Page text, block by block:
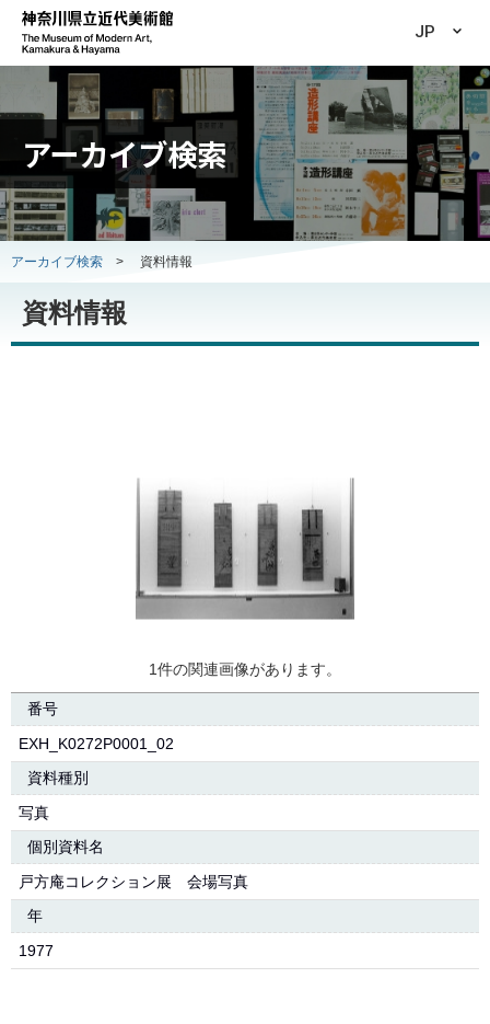
JP
アーカイブ検索
アーカイブ検索 > 資料情報
資料情報
1件の関連画像があります。
番号
EXH_K0272P0001_02
資料種別
写真
個別資料名
戸方庵コレクション展 会場写真
年
1977